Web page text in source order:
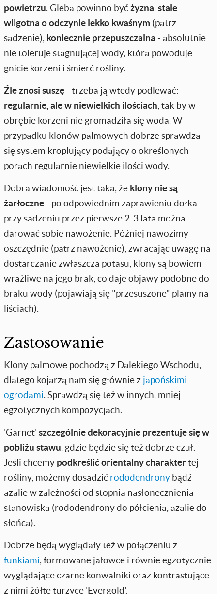
powietrzu. Gleba powinno byćżyzna, stale
wilgotna o odczynie lekko kwaśnym (patrz
sadzenie), koniecznie przepuszczalna - absolutnie
nie toleruje stagnującej wody, która powoduje
gnicie korzeni i śmierć rośliny.
Źle znosi suszę - trzeba ją wtedy podlewać:
regularnie, ale w niewielkich ilościach, tak by w
obrębie korzeni nie gromadziła się woda. W
przypadku klonów palmowych dobrze sprawdza
się system kroplujący podający o określonych
porach regularnie niewielkie ilości wody.
Dobra wiadomość jest taka, że klony nie są
żarłoczne - po odpowiednim zaprawieniu dołka
przy sadzeniu przez pierwsze 2-3 lata można
darować sobie nawożenie. Później nawozimy
oszczędnie (patrz nawożenie), zwracając uwagę na
dostarczanie zwłaszcza potasu, klony są bowiem
wrażliwe na jego brak, co daje objawy podobne do
braku wody (pojawiają się "przesuszone" plamy na
liściach).
Zastosowanie
Klony palmowe pochodzą z Dalekiego Wschodu,
dlatego kojarzą nam się głównie z japońskimi
ogrodami. Sprawdzą się też w innych, mniej
egzotycznych kompozycjach.
'Garnet' szczególnie dekoracyjnie prezentuje się w
pobliżu stawu, gdzie będzie się też dobrze czuł.
Jeśli chcemy podkreślić orientalny charaktertej
rośliny, możemy dosadzić rododendrony bądź
azalie w zależności od stopnia nasłonecznienia
stanowiska (rododendrony do półcienia, azalie do
słońca).
Dobrze będą wyglądały też w połączeniu z
funkiami, formowane jałowce i równie egzotycznie
wyglądające czarne konwalniki oraz kontrastujące
z nimi żółte turzyce 'Evergold'.